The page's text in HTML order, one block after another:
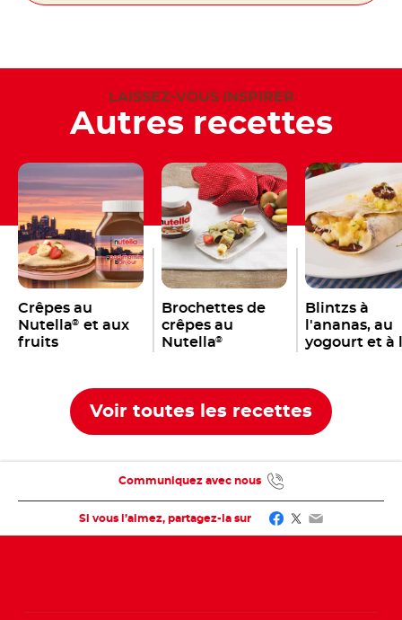
LAISSEZ-VOUS INSPIRER
Autres recettes
Crêpes au
Nutella® et aux
fruits
Brochettes de
crêpes au
Nutella®
Blintzs à
l'ananas, au
yogourt et à
Voir toutes les recettes
Si vous l’aimez, partagez-la sur Facebook
Twitter
Email
Communiquez avec nous